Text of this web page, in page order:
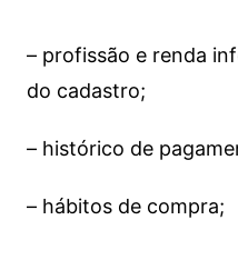
– profissão e renda
do cadastro;
– histórico de
– hábitos de compra;